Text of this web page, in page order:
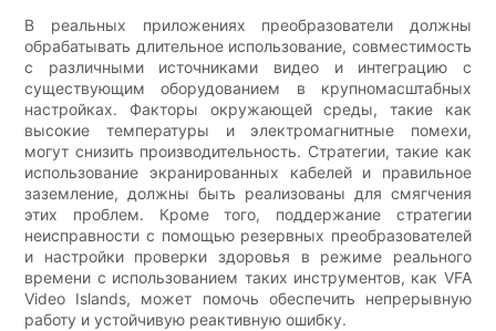
В реальных приложениях преобразователи должны
обрабатывать длительное использование, совместимость
с различными источниками видео и интеграцию с
существующим оборудованием в крупномасштабных
настройках. Факторы окружающей среды, такие как
высокие температуры и электромагнитные помехи,
могут снизить производительность. Стратегии, такие как
использование экранированных кабелей и правильное
заземление, должны быть реализованы для смягчения
этих проблем. Кроме того, поддержание стратегии
неисправности с помощью резервных преобразователей
и настройки проверки здоровья в режиме реального
времени с использованием таких инструментов, как VFA
Video Islands, может помочь обеспечить непрерывную
работу и устойчивую реактивную ошибку.